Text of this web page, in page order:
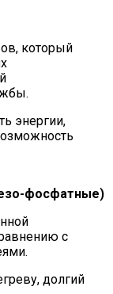
который
энергии,
фосфатные)
с
долгий